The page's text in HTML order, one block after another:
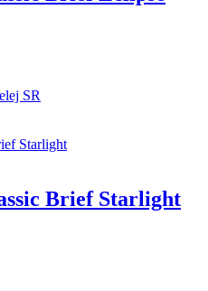
SR
Brief Starlight